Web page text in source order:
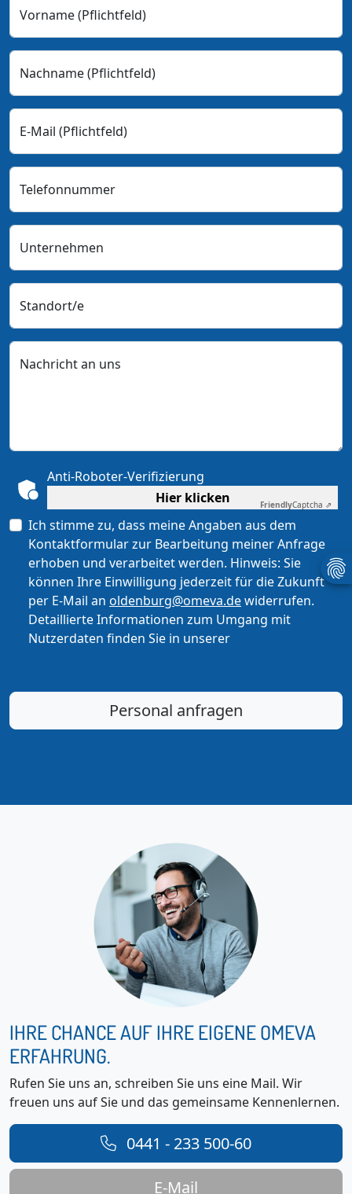
E-Mail (Pflichtfeld)
Vorname(Pflichtfeld)
Telefonnummer
Nachname(Pflichtfeld)
Unternehmen
Standort/e
Nachricht an uns
Anti-Roboter-Verifizierung
Hier klicken
FriendlyCaptcha ⇗
Ich stimme zu, dass meine Angaben aus dem
Kontaktformular zur Bearbeitung meiner Anfrage
erhoben und verarbeitet werden. Hinweis: Sie
können Ihre Einwilligung jederzeit für die Zukunft
per E-Mail an oldenburg@omeva.dewiderrufen.
Detaillierte Informationen zum Umgang mit
Nutzerdaten finden Sie in unserer
Personal anfragen
IHRE CHANCE AUF IHRE EIGENE OMEVA
ERFAHRUNG.
Rufen Sie uns an, schreiben Sie uns eine Mail. Wir
freuen uns auf Sie und das gemeinsame Kennenlernen.
0441 - 233 500-60
E-Mail